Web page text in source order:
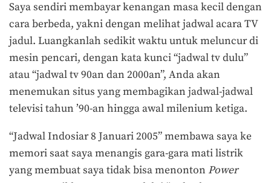
Saya sendiri membayar kenangan masa kecil dengan
cara berbeda, yakni dengan melihat jadwal acara TV
jadul. Luangkanlah sedikit waktu untuk meluncur di
mesin pencari, dengan kata kunci “jadwal tv dulu”
atau “jadwal tv 90an dan 2000an”, Anda akan
menemukan situs yang membagikan jadwal-jadwal
televisi tahun ’90-an hingga awal milenium ketiga.
“Jadwal Indosiar 8 Januari 2005” membawa saya ke
memori saat saya menangis gara-gara mati listrik
yang membuat saya tidak bisa menonton Power